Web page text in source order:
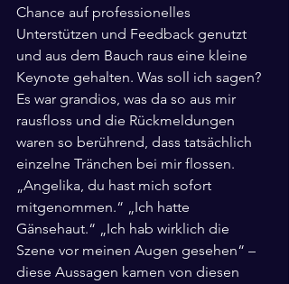
Chance auf professionelles
Unterstützen und Feedback genutzt
und aus dem Bauch raus eine kleine
Keynote gehalten. Was soll ich sagen?
Es war grandios, was da so aus mir
rausfloss und die Rückmeldungen
waren so berührend, dass tatsächlich
einzelne Tränchen bei mir flossen.
„Angelika, du hast mich sofort
mitgenommen.“ „Ich hatte
Gänsehaut.“ „Ich hab wirklich die
Szene vor meinen Augen gesehen“ –
diese Aussagen kamen von diesen